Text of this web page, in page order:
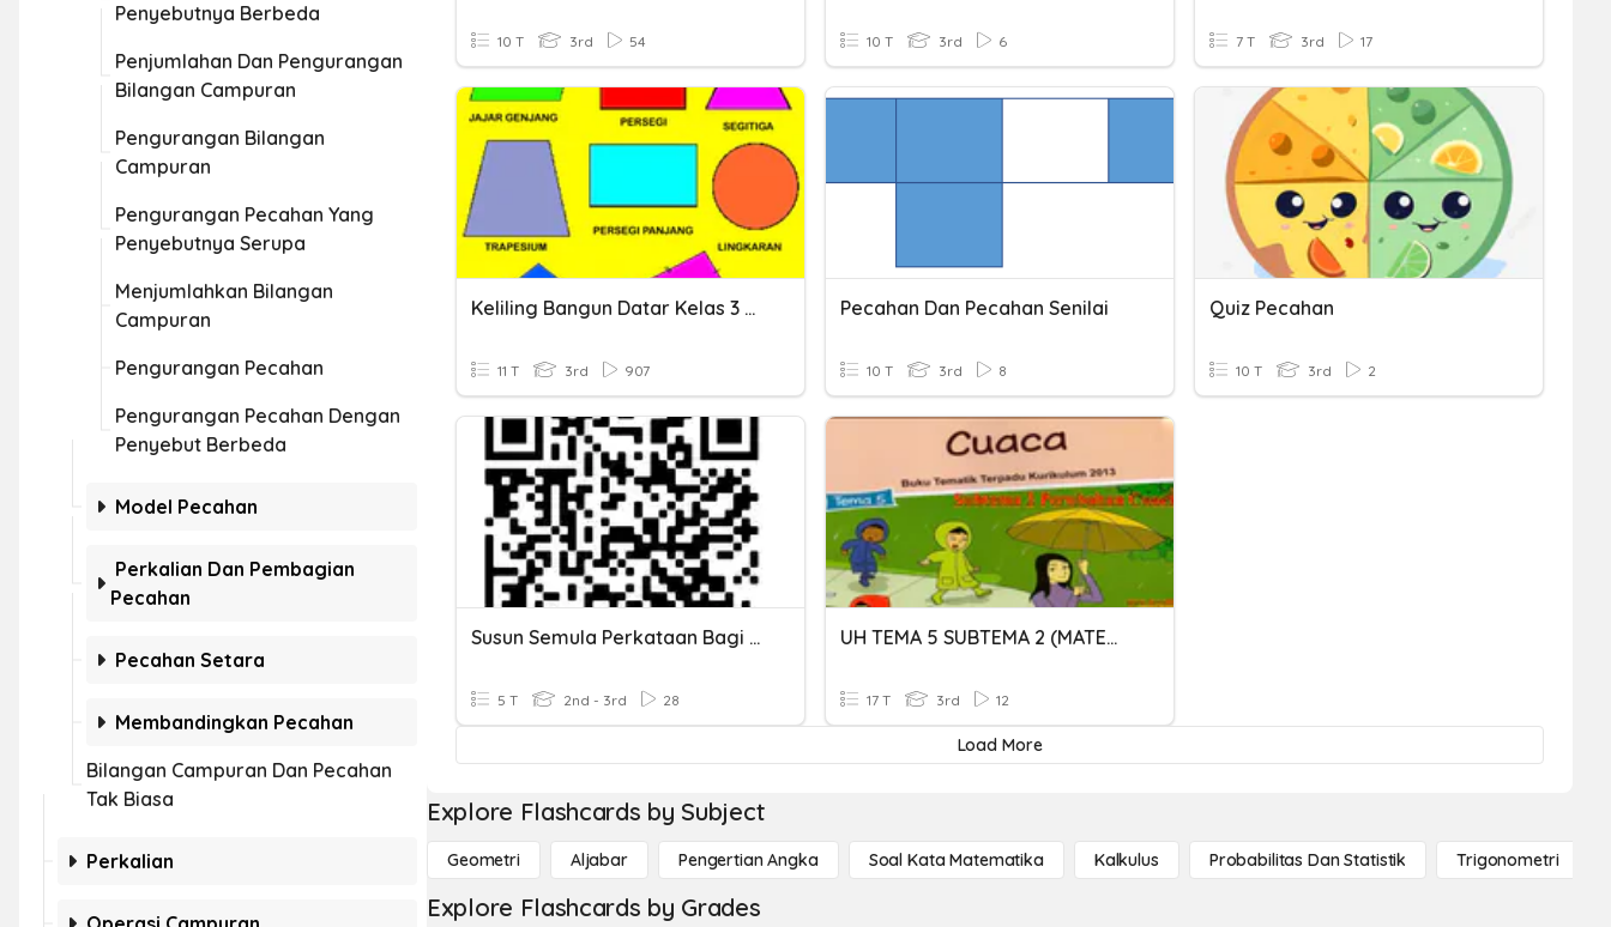
Penyebutnya Berbeda
Penjumlahan Dan Pengurangan
Bilangan Campuran
Pengurangan Bilangan
Campuran
Pengurangan Pecahan Yang
Penyebutnya Serupa
Menjumlahkan Bilangan
Campuran
Pengurangan Pecahan
Pengurangan Pecahan Dengan
Penyebut Berbeda
Model Pecahan
Perkalian Dan Pembagian
Pecahan
Pecahan Setara
Membandingkan Pecahan
Bilangan Campuran Dan Pecahan
Tak Biasa
Perkalian
10 T 3rd 54 10 T 3rd 6 7 T 3rd 17
Keliling Bangun Datar Kelas 3 SD
11 T 3rd 907
Pecahan Dan Pecahan Senilai
10 T 3rd 8
Quiz Pecahan
10 T 3rd 2
Susun Semula Perkataan Bagi Membentuk Ayat Yang Betul.
5 T 2nd - 3rd 28
UH TEMA 5 SUBTEMA 2 (MATEMATIKA 3.4)
17 T 3rd 12
Load More
Explore Flashcards by Subject
Geometri Aljabar Pengertian Angka Soal Kata Matematika Kalkulus Probabilitas Dan Statistik Trigonometri
Explore Flashcards by Grades